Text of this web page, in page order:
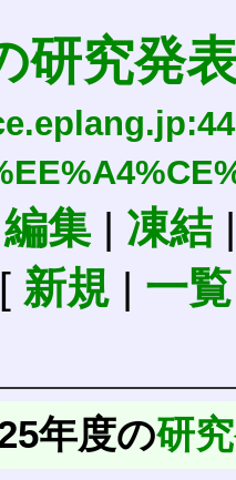
研究発
編集| 凍結
新規| 一覧
年度の研